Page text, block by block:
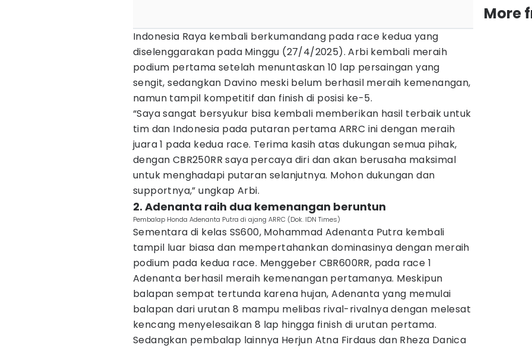
Indonesia Raya kembali berkumandang pada race kedua yang
diselenggarakan pada Minggu (27/4/2025). Arbi kembali meraih
podium pertama setelah menuntaskan 10 lap persaingan yang
sengit, sedangkan Davino meski belum berhasil meraih kemenangan,
namun tampil kompetitif dan finish di posisi ke-5.
“Saya sangat bersyukur bisa kembali memberikan hasil terbaik untuk
tim dan Indonesia pada putaran pertama ARRC ini dengan meraih
juara 1 pada kedua race. Terima kasih atas dukungan semua pihak,
dengan CBR250RR saya percaya diri dan akan berusaha maksimal
untuk menghadapi putaran selanjutnya. Mohon dukungan dan
supportnya,” ungkap Arbi.
2. Adenanta raih dua kemenangan beruntun
Pembalap Honda Adenanta Putra di ajang ARRC (Dok. IDN Times)
Sementara di kelas SS600, Mohammad Adenanta Putra kembali
tampil luar biasa dan mempertahankan dominasinya dengan meraih
podium pada kedua race. Menggeber CBR600RR, pada race 1
Adenanta berhasil meraih kemenangan pertamanya. Meskipun
balapan sempat tertunda karena hujan, Adenanta yang memulai
balapan dari urutan 8 mampu melibas rival-rivalnya dengan melesat
kencang menyelesaikan 8 lap hingga finish di urutan pertama.
Sedangkan pembalap lainnya Herjun Atna Firdaus dan Rheza Danica
More